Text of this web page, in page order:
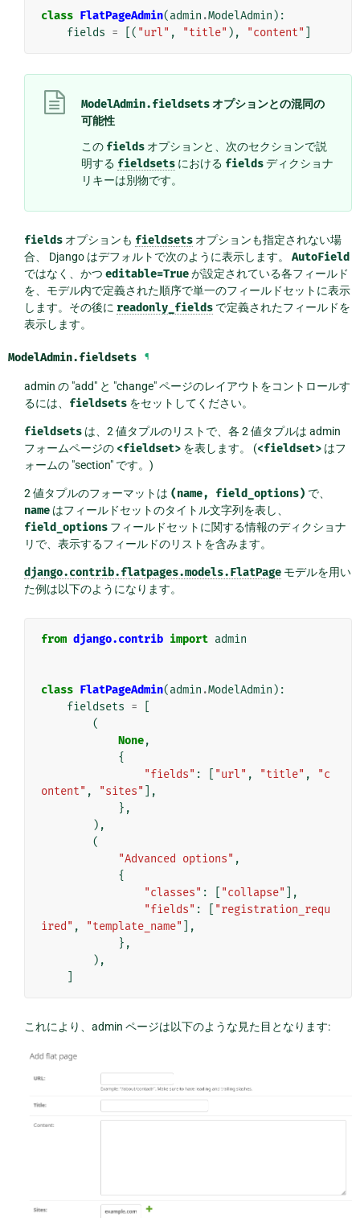
class FlatPageAdmin(admin .ModelAdmin ):
fields = [( "url" , "title" ), "content"
ModelAdmin.fieldsetsオプションとの混同の
可能性
この fieldsオプションと、次のセクションで説
明する fieldsetsにおける fieldsディクショナ
リキーは別物です。
fieldsオプションも fieldsetsオプションも指定されない場
合、 Django はデフォルトで次のように表示します。 AutoField
ではなく、かつ editable=Trueが設定されている各フィールド
を、モデル内で定義された順序で単一のフィールドセットに表示
します。その後に readonly_fieldsで定義されたフィールドを
表示します。
ModelAdmin.fieldsets ¶
admin の "add" と "change" ページのレイアウトをコントロールす
るには、 fieldsetsをセットしてください。
fieldsetsは、2 値タプルのリストで、各 2 値タプルは admin
フォームページの <fieldset>を表します。 (<fieldset>はフ
ォームの "section" です。)
2 値タプルのフォーマットは (name, field_options) で、
nameはフィールドセットのタイトル文字列を表し、
field_optionsフィールドセットに関する情報のディクショナ
リで、表示するフィールドのリストを含みます。
django.contrib.flatpages.models.FlatPageモデルを用い
た例は以下のようになります。
from django.contrib import admin
class FlatPageAdmin(admin .ModelAdmin ):
fieldsets =
(
None,
{
"fields" : "url" , "title" ,
"c
ontent" , "sites" ],
},
),
(
"Advanced options" ,
{
"classes" : "collapse" ],
"fields" :
"registration_requ
ired" , "template_name" ],
},
),
これにより、admin ページは以下のような見た目となります: